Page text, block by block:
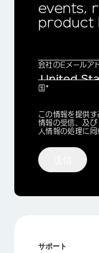
events,
product
会社のEメールア
国*
Privacy
Optin
この情報を提供
情報の受信、及び
人情報の処理に同
サポート